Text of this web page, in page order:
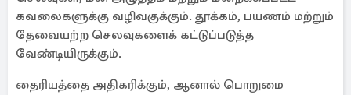
கவலைகளுக்கு வழிவகுக்கும். தூக்கம், பயணம் மற்றும்
தேவையற்ற செலவுகளைக் கட்டுப்படுத்த
வேண்டியிருக்கும்.
தைரியத்தை அதிகரிக்கும், ஆனால் பொறுமை